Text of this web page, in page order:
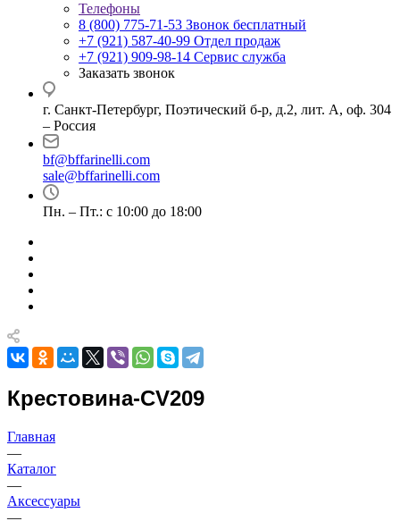
Телефоны
8 (800) 775-71-53 Звонок бесплатный
+7 (921) 587-40-99 Отдел продаж
+7 (921) 909-98-14 Сервис служба
Заказать звонок
г. Санкт-Петербург, Поэтический б-р, д.2, лит. А, оф. 304
– Россия
bf@bffarinelli.com
sale@bffarinelli.com
Пн. – Пт.: с 10:00 до 18:00
Крестовина-CV209
Главная
—
Каталог
—
Аксессуары
—